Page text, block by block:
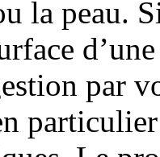
la peau.
par